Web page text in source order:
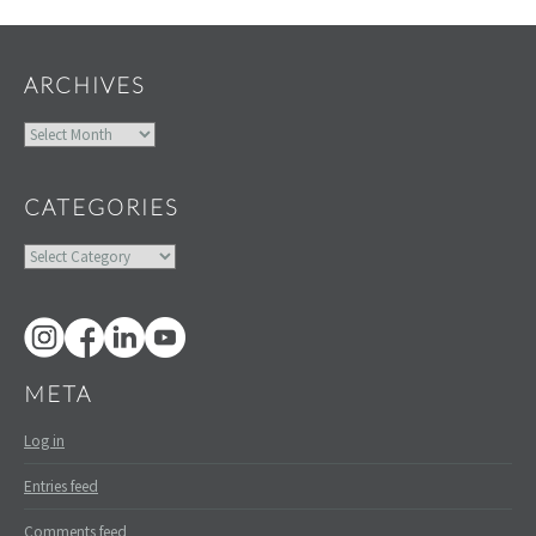
ARCHIVES
Archives
CATEGORIES
Categories
META
Log in
Entries feed